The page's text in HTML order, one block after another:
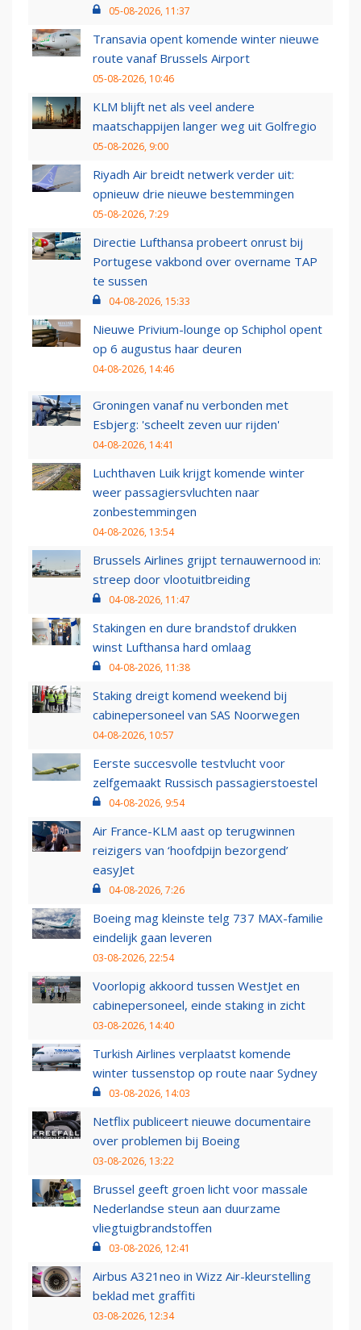
05-08-2026, 11:37
Transavia opent komende winter nieuwe
route vanaf Brussels Airport
05-08-2026, 10:46
KLM blijft net als veel andere
maatschappijen langer weg uit Golfregio
05-08-2026, 9:00
Riyadh Air breidt netwerk verder uit:
opnieuw drie nieuwe bestemmingen
05-08-2026, 7:29
Directie Lufthansa probeert onrust bij
Portugese vakbond over overname TAP
te sussen
04-08-2026, 15:33
Nieuwe Privium-lounge op Schiphol opent
op 6 augustus haar deuren
04-08-2026, 14:46
Groningen vanaf nu verbonden met
Esbjerg: 'scheelt zeven uur rijden'
04-08-2026, 14:41
Luchthaven Luik krijgt komende winter
weer passagiersvluchten naar
zonbestemmingen
04-08-2026, 13:54
Brussels Airlines grijpt ternauwernood in:
streep door vlootuitbreiding
04-08-2026, 11:47
Stakingen en dure brandstof drukken
winst Lufthansa hard omlaag
04-08-2026, 11:38
Staking dreigt komend weekend bij
cabinepersoneel van SAS Noorwegen
04-08-2026, 10:57
Eerste succesvolle testvlucht voor
zelfgemaakt Russisch passagierstoestel
04-08-2026, 9:54
Air France-KLM aast op terugwinnen
reizigers van ‘hoofdpijn bezorgend’
easyJet
04-08-2026, 7:26
Boeing mag kleinste telg 737 MAX-familie
eindelijk gaan leveren
03-08-2026, 22:54
Voorlopig akkoord tussen WestJet en
cabinepersoneel, einde staking in zicht
03-08-2026, 14:40
Turkish Airlines verplaatst komende
winter tussenstop op route naar Sydney
03-08-2026, 14:03
Netflix publiceert nieuwe documentaire
over problemen bij Boeing
03-08-2026, 13:22
Brussel geeft groen licht voor massale
Nederlandse steun aan duurzame
vliegtuigbrandstoffen
03-08-2026, 12:41
Airbus A321neo in Wizz Air-kleurstelling
beklad met graffiti
03-08-2026, 12:34